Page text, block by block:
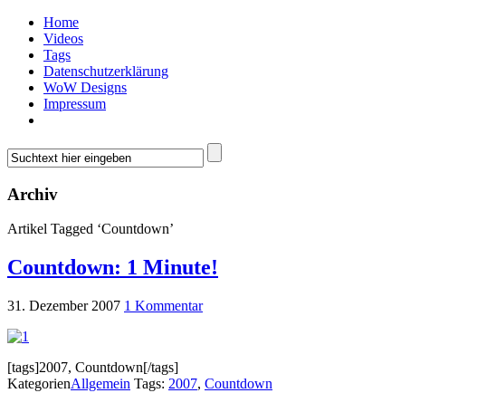
Home
Videos
Tags
Datenschutzerklärung
WoW Designs
Impressum
Archiv
Artikel Tagged ‘Countdown’
Countdown: 1 Minute!
31. Dezember 2007 1 Kommentar
[tags]2007, Countdown[/tags]
KategorienAllgemein Tags: 2007, Countdown